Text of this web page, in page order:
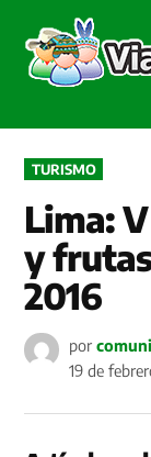
contenido
PUBLICADO
EN
TURISMO
Lima:
y
2016
por
19 de